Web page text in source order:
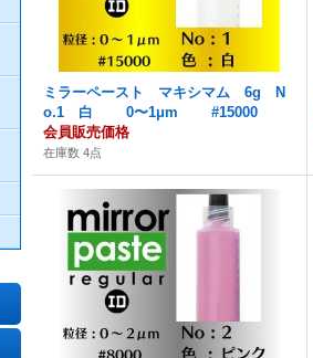
ミラーペースト マキシマム 6g N
o.1 白 0〜1μm #15000
会員販売価格
在庫数 4点